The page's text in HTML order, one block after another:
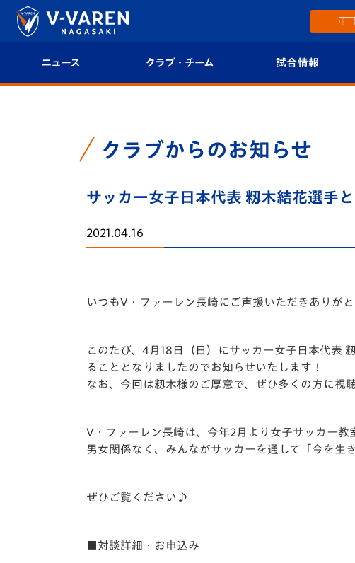
ニュース クラブ・チーム
フィロソフィー
選手プロフィール
チームスケジュール
クラブハウス（練習
応援メディア
試合情報
フォトギャラリー
クラブからのお知らせ
サッカー女子日本代表 籾木結花選手
2021.04.16
いつもV・ファーレン長崎にご声援いただきありがと
このたび、4月18日（日）にサッカー女子日本代表
ることとなりましたのでお知らせいたします！
なお、今回は籾木様のご厚意で、ぜひ多くの方に視
V・ファーレン長崎は、今年2月より女子サッカー教
男女関係なく、みんながサッカーを通して「今を生
ぜひご覧ください♪
■対談詳細・お申込み